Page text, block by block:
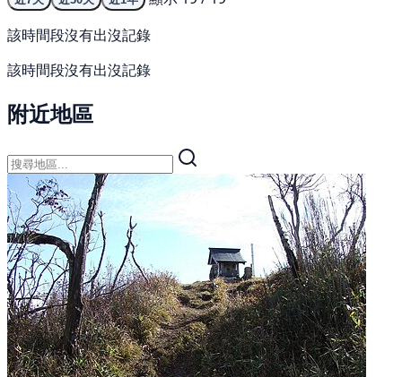
該時間段沒有出沒記錄
該時間段沒有出沒記錄
附近地區